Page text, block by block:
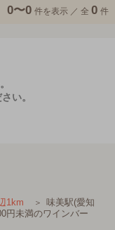
0〜0 件を表示 ／ 全 0 件
い。
1km
味美駅(愛知
円未満のワインバー